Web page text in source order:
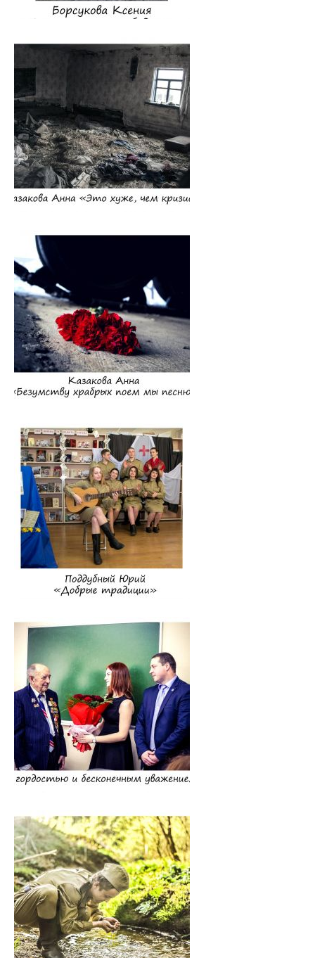
Студенческое научное общество
Правовое просвещение
Студенческий совет ВГМУ
Студенческий совет по качеству образования
Лаборатории профессионального мастерства
Каталог учебных дисциплин
Нормативные документы
Образцы заявлений
ВЫПУСКНИКУ
Сектор клинической ординатуры и интернатуры
Интернатура
Объявления
Методическое обеспечение интернатуры
Текущая аттестация
Информация к квалификационному экзамену
Нормативные документы
Школа врача-интерна, провизора-интерна
Клиническая ординатура
Материалы для клинических ординаторов в СДО
Контрольные цифры приема
ординатуру
Порядок приема для граждан Республики Беларусь
Программы клинической ординатуры
Расписание
Материалы для подготовки к квалификационному экзамену
Руководители клинической ординатуры
Вопросы к вступительным экзаменам
Форма отчета клинического ординатора
Нормативные документы
Магистратура
Аспирантура/Докторантура
Повышение квалификации
Подтверждение квалификации (лечебное дело)